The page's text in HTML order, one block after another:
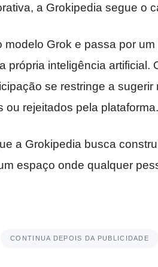
a Grokipedia segue o
Grok e passa por
própria inteligência artificial.
se restringe a
rejeitados pela plataforma.
a Grokipedia busca
espaço onde qualquer
CONTINUA DEPOIS DA PUBLICIDADE